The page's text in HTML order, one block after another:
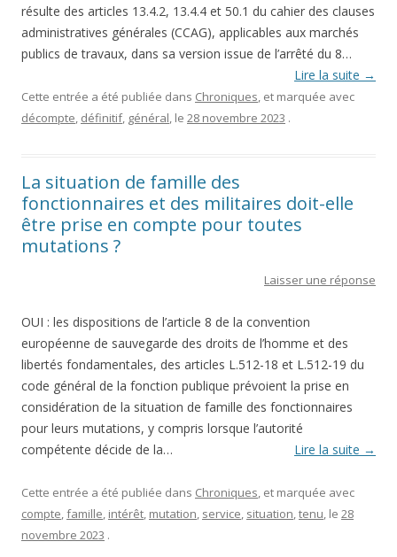
résulte des articles 13.4.2, 13.4.4 et 50.1 du cahier des clauses
administratives générales (CCAG), applicables aux marchés
publics de travaux, dans sa version issue de l’arrêté du 8…
Lire la suite →
Cette entrée a été publiée dans Chroniques, et marquée avec
décompte, définitif, général, le 28 novembre 2023 .
La situation de famille des
fonctionnaires et des militaires doit-elle
être prise en compte pour toutes
mutations ?
Laisser une réponse
OUI : les dispositions de l’article 8 de la convention
européenne de sauvegarde des droits de l’homme et des
libertés fondamentales, des articles L.512-18 et L.512-19 du
code général de la fonction publique prévoient la prise en
considération de la situation de famille des fonctionnaires
pour leurs mutations, y compris lorsque l’autorité
compétente décide de la…
Lire la suite →
Cette entrée a été publiée dans Chroniques, et marquée avec
compte,famille, intérêt, mutation, service, situation,tenu, le 28
novembre 2023 .